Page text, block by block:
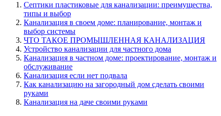
Септики пластиковые для канализации: преимущества,
типы и выбор
Канализация в своем доме: планирование, монтаж и
выбор системы
ЧТО ТАКОЕ ПРОМЫШЛЕННАЯ КАНАЛИЗАЦИЯ
Устройство канализации для частного дома
Канализация в частном доме: проектирование, монтаж и
обслуживание
Канализация если нет подвала
Как канализацию на загородный дом сделать своими
руками
Канализация на даче своими руками